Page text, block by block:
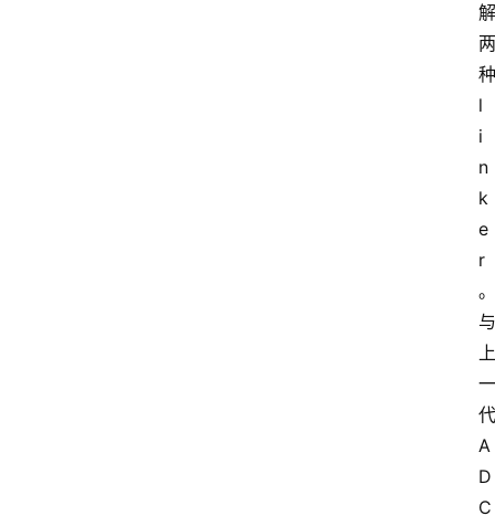
解
两
种
l
i
n
k
e
r
。
与
上
一
代
A
D
C